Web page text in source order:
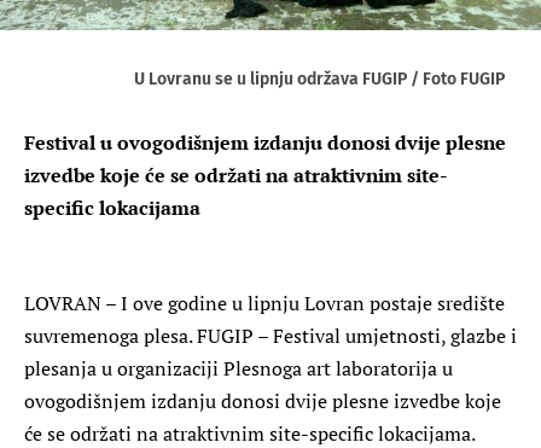
U Lovranu se u lipnju održava FUGIP / Foto FUGIP
Festival u ovogodišnjem izdanju donosi dvije plesne
izvedbe koje će se održati na atraktivnim site-
specific lokacijama
LOVRAN – I ove godine u lipnju Lovran postaje središte
suvremenoga plesa. FUGIP – Festival umjetnosti, glazbe i
plesanja u organizaciji Plesnoga art laboratorija u
ovogodišnjem izdanju donosi dvije plesne izvedbe koje
će se održati na atraktivnim site-specific lokacijama.